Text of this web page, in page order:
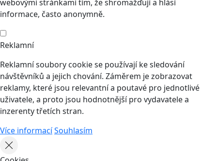
webovými stránkami tím, že shromažďují a hlásí
informace, často anonymně.
Reklamní
Reklamní soubory cookie se používají ke sledování
návštěvníků a jejich chování. Záměrem je zobrazovat
reklamy, které jsou relevantní a poutavé pro jednotlivé
uživatele, a proto jsou hodnotnější pro vydavatele a
inzerenty třetích stran.
Více informacíSouhlasím